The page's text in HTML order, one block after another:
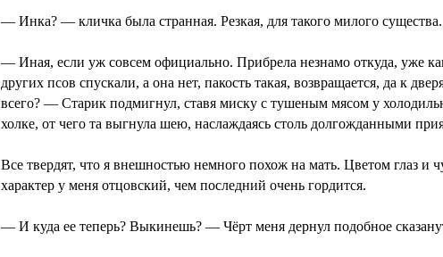
— Инка? — кличка была странная. Резкая, для такого милого существа.
— Иная, если уж совсем официально. Прибрела незнамо откуда, уже
других псов спускали, а она нет, пакость такая, возвращается, да к
всего? — Старик подмигнул, ставя миску с тушеным мясом у
холке, от чего та выгнула шею, наслаждаясь столь долгожданными
Все твердят, что я внешностью немного похож на мать. Цветом глаз и
характер у меня отцовский, чем последний очень гордится.
— И куда ее теперь? Выкинешь? — Чёрт меня дернул подобное